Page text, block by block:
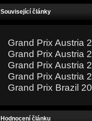
Související články
Grand Prix Austria
Grand Prix Austria
Grand Prix Austria
Grand Prix Austria
Grand Prix Brazil
Hodnocení článku